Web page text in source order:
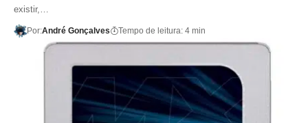
existir,…
Por:André Gonçalves Tempo de leitura: 4 min